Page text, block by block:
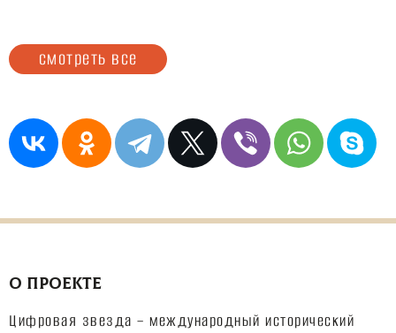
смотреть все
О ПРОЕКТЕ
Цифровая звезда – международный исторический